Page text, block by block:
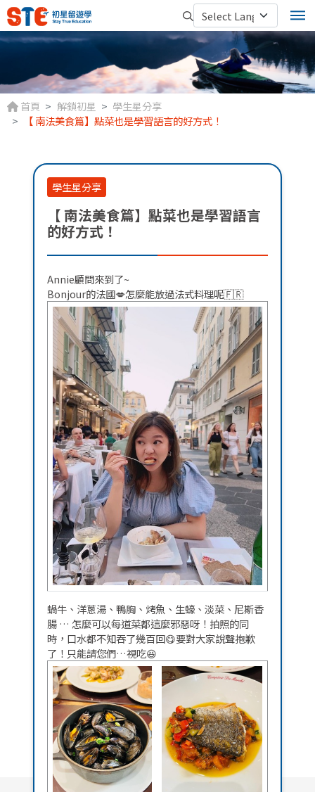
首頁 解鎖初星
學生星分享
【 南法美食篇】點菜也是學習語言的好方式！
學生星分享
【 南法美食篇】點菜也是學習語言
的好方式！
Annie顧問來到了~
Bonjour的法國💋怎麼能放過法式料理呢🇫🇷
蝸牛、洋蔥湯、鴨胸、烤魚、生蠔、淡菜、尼斯香
腸 … 怎麼可以每道菜都這麼邪惡呀！拍照的同
時，口水都不知吞了幾百回😋要對大家說聲抱歉
了！只能請您們…視吃😆